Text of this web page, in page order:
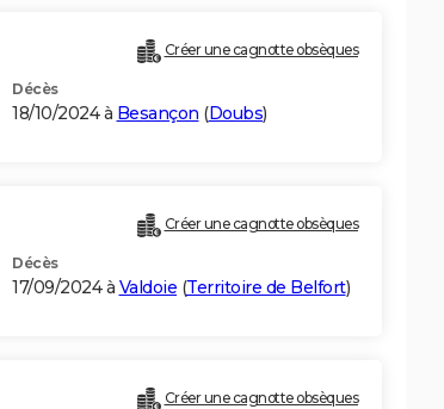
Créer une cagnotte obsèques
Décès
18/10/2024 à Besançon (Doubs)
Créer une cagnotte obsèques
Décès
17/09/2024 à Valdoie (Territoire de Belfort)
Créer une cagnotte obsèques